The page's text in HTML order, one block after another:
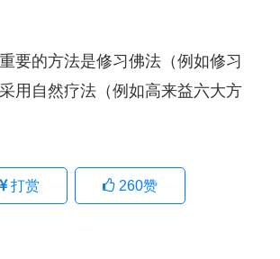
要的方法是修习佛法（例如修习
用自然疗法（例如高来益六大方
打赏 260赞